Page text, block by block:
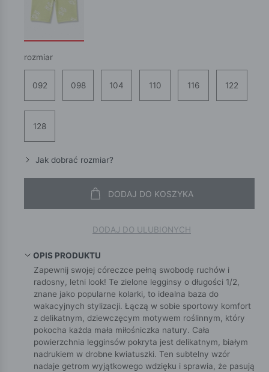
rozmiar
092 098 104 110 116 122
128
Jak dobrać rozmiar?
DODAJ DO KOSZYKA
DODAJ DO ULUBIONYCH
OPIS PRODUKTU
Zapewnij swojej córeczce pełną swobodę ruchów i
radosny, letni look! Te zielone legginsy o długości 1/2,
znane jako popularne kolarki, to idealna baza do
wakacyjnych stylizacji. Łączą w sobie sportowy komfort
z delikatnym, dziewczęcym motywem roślinnym, który
pokocha każda mała miłośniczka natury. Cała
powierzchnia legginsów pokryta jest delikatnym, białym
nadrukiem w drobne kwiatuszki. Ten subtelny wzór
nadaje getrom wyjątkowego wdzięku i sprawia, że pasują